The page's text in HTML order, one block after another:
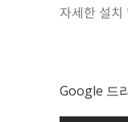
자세한 설치
Google 드